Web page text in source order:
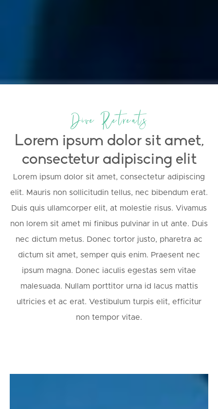
Dive Retreats
Lorem ipsum dolor sit amet,
consectetur adipiscing elit
Lorem ipsum dolor sit amet, consectetur adipiscing
elit. Mauris non sollicitudin tellus, nec bibendum erat.
Duis quis ullamcorper elit, at molestie risus. Vivamus
non lorem sit amet mi finibus pulvinar in ut ante. Duis
nec dictum metus. Donec tortor justo, pharetra ac
dictum sit amet, semper quis enim. Praesent nec
ipsum magna. Donec iaculis egestas sem vitae
malesuada. Nullam porttitor urna id lacus mattis
ultricies et ac erat. Vestibulum turpis elit, efficitur
non tempor vitae.